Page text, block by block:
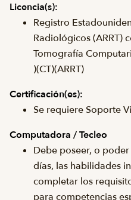
Licencia(s):
Registro
Radiológicos (ARRT)
Tomografía
)(CT)(ARRT)
Certificación(es):
Se requiere Soporte
Computadora / Tecleo
Debe poseer, o
días, las habilidades
completar los
para competencias